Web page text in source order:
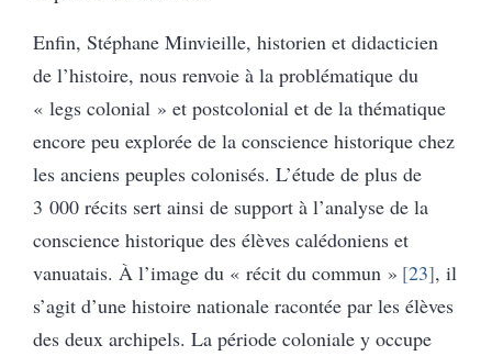
Enfin, Stéphane Minvieille, historien et didacticien
de l’histoire, nous renvoie à la problématique du
« legs colonial » et postcolonial et de la thématique
encore peu explorée de la conscience historique chez
les anciens peuples colonisés. L’étude de plus de
3 000 récits sert ainsi de support à l’analyse de la
conscience historique des élèves calédoniens et
vanuatais. À l’image du « récit du commun » 23 , il
s’agit d’une histoire nationale racontée par les élèves
des deux archipels. La période coloniale y occupe